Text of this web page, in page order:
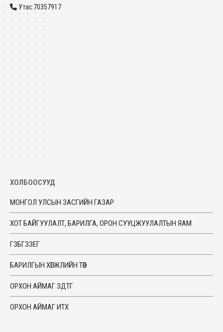
Утас:70357917
ХОЛБООСУУД
МОНГОЛ УЛСЫН ЗАСГИЙН ГАЗАР
ХОТ БАЙГУУЛАЛТ, БАРИЛГА, ОРОН СУУЦЖУУЛАЛТЫН ЯАМ
ГЗБГЗЗЕГ
БАРИЛГЫН ХӨГЖЛИЙН ТӨВ
ОРХОН АЙМАГ ЗДТГ
ОРХОН АЙМАГ ИТХ